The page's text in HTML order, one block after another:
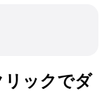
リックでダ